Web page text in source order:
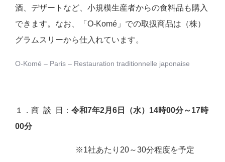
酒、デザートなど、小規模生産者からの食料品も購入
できます。なお、「O-Komé」での取扱商品は（株）
グラムスリーから仕入れています。
O-Komé – Paris – Restauration traditionnelle japonaise
１．商 談 日： 令和7年2月6日（水）14時00分～17時
00分
※1社あたり20～30分程度を予定